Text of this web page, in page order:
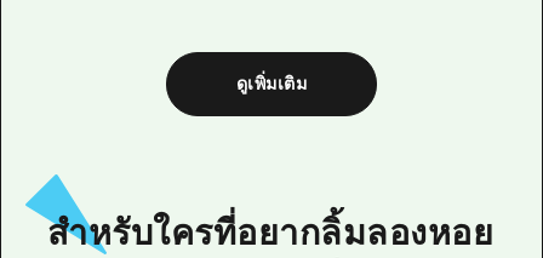
ดูเพิ่มเติม
สำหรับใครที่อยากลิ้มลองหอย